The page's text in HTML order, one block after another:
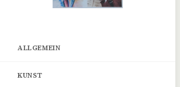
ALLGEMEIN
KUNST